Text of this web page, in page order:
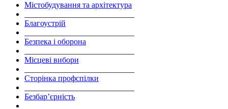
Містобудування та архітектура
Благоустрій
Безпека і оборона
Місцеві вибори
Сторінка профспілки
Безбар’єрність